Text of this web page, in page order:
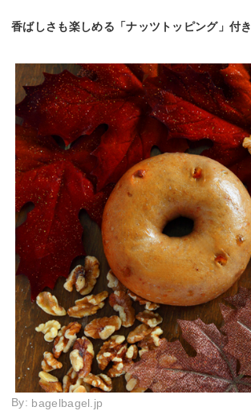
香ばしさも楽しめる「ナッツトッピング」付き
By: bagelbagel.jp